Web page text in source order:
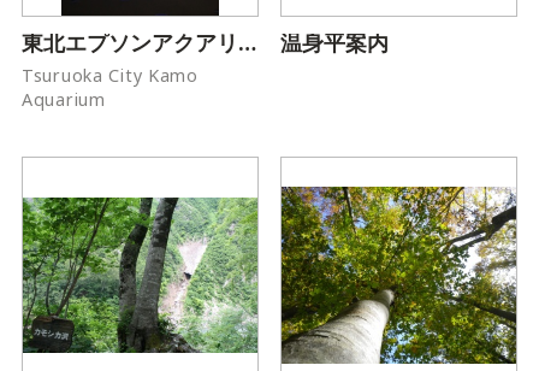
東北エプソンアクアリウムかもすい(クラゲドリームシアター)
Tsuruoka City Kamo
Aquarium
温身平案内